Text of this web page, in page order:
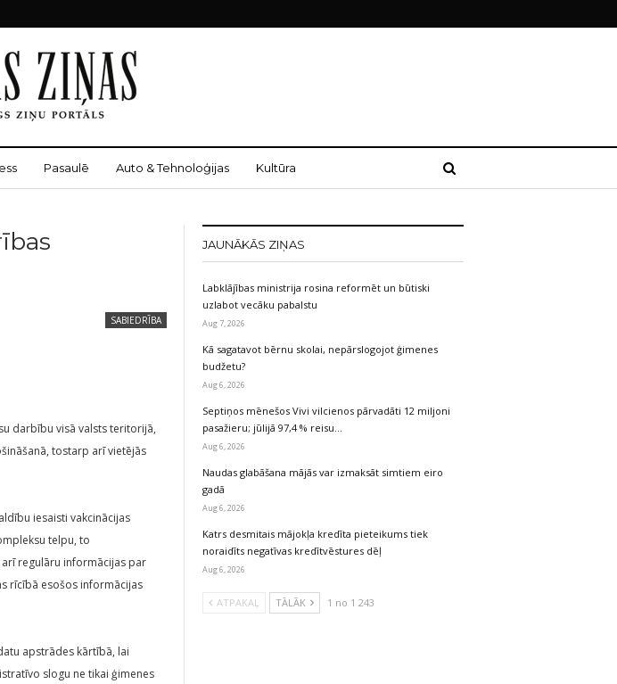
Pasaulē Auto & Tehnoloģijas Kultūra
SABIEDRĪBA
darbību visā valsts teritorijā,
tostarp arī vietējās
iesaisti vakcinācijas
telpu, to
regulāru informācijas par
rīcībā esošos informācijas
apstrādes kārtībā, lai
slogu ne tikai ģimenes
JAUNĀKĀS ZIŅAS
Labklājības ministrija rosina reformēt un būtiski
uzlabot vecāku pabalstu
Aug 7, 2026
Kā sagatavot bērnu skolai, nepārslogojot ģimenes
budžetu?
Aug 6, 2026
Septiņos mēnešos Vivi vilcienos pārvadāti 12 miljoni
pasažieru; jūlijā 97,4 % reisu…
Aug 6, 2026
Naudas glabāšana mājās var izmaksāt simtiem eiro
gadā
Aug 6, 2026
Katrs desmitais mājokļa kredīta pieteikums tiek
noraidīts negatīvas kredītvēstures dēļ
Aug 6, 2026
ATPAKAĻ TĀLĀK 1 no 1 243